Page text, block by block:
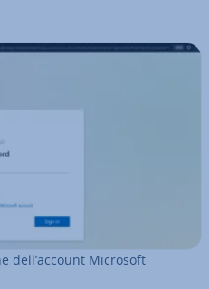
dell’account Microsoft